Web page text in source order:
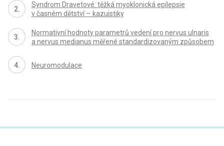
Syndrom Dravetové: těžká myoklonická epilepsie
v časném dětství – kazuistiky
Normativní hodnoty parametrů vedení pro nervus ulnaris
a nervus medianus měřené standardizovaným způsobem
Neuromodulace